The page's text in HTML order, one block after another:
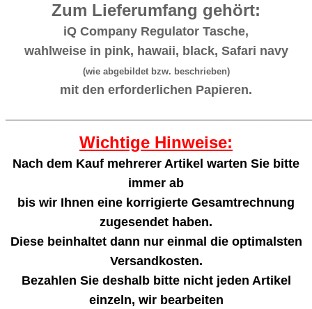
Zum Lieferumfang gehört:
iQ Company Regulator Tasche,
wahlweise in pink, hawaii, black, Safari navy
(wie abgebildet bzw. beschrieben)
mit den erforderlichen Papieren.
Wichtige Hinweise:
Nach dem Kauf mehrerer Artikel warten Sie bitte
immer ab
bis wir Ihnen eine korrigierte Gesamtrechnung
zugesendet haben.
Diese beinhaltet dann nur einmal die optimalsten
Versandkosten.
Bezahlen Sie deshalb bitte nicht jeden Artikel
einzeln, wir bearbeiten